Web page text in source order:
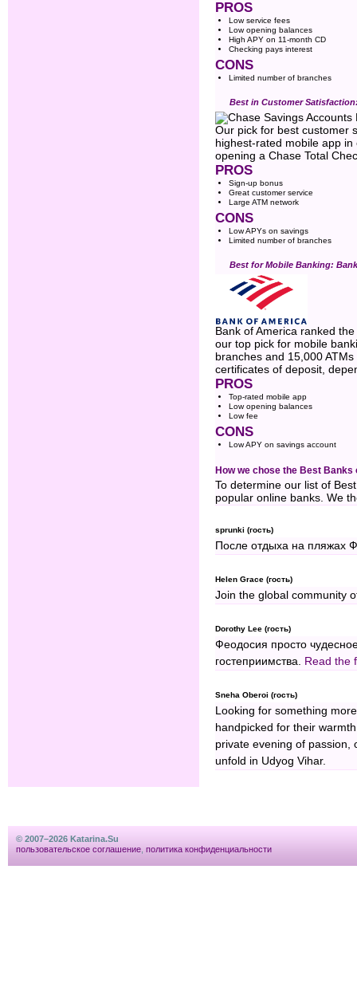
PROS
Low service fees
Low opening balances
High APY on 11-month CD
Checking pays interest
CONS
Limited number of branches
Best in Customer
Our pick for best customer
highest-rated mobile app
opening a Chase Total
PROS
Sign-up bonus
Great customer service
Large ATM network
CONS
Low APYs on savings
Limited number of branches
Best for Mobile Banking:
Bank of America ranked
our top pick for mobile
branches and 15,000
certificates of deposit,
PROS
Top-rated mobile app
Low opening balances
Low fee
CONS
Low APY on savings account
How we chose the Best Banks
To determine our list of
popular online banks. We
sprunki (гость)
После отдыха на пляжах
Helen Grace (гость)
Join the global community
Dorothy Lee (гость)
Феодосия просто
гостеприимства.
Read the
Sneha Oberoi (гость)
Looking for something
handpicked for their
private evening of passion,
unfold in Udyog Vihar.
© 2007–2026 Katarina.Su
пользовательское соглашение политика конфиденциальности